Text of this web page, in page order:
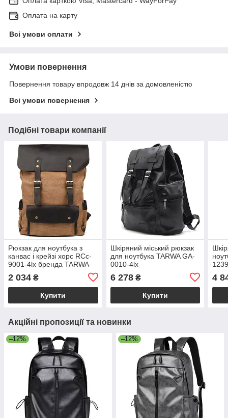
Оплата на карту
Всі умови оплати
Умови повернення
Повернення товару впродовж 14 днів за домовленістю
Всі умови повернення
Подібні товари компанії
Рюкзак для ноутбука з
канвас і крейзі хорс RCc-
9001-4lx бренда TARWA
2 034 ₴
Купити
Шкіряний міський рюкзак
для ноутбука TARWA GA-
0010-4lx
6 278₴
Купити
4
Акційні пропозиції та новинки
–12% –12%